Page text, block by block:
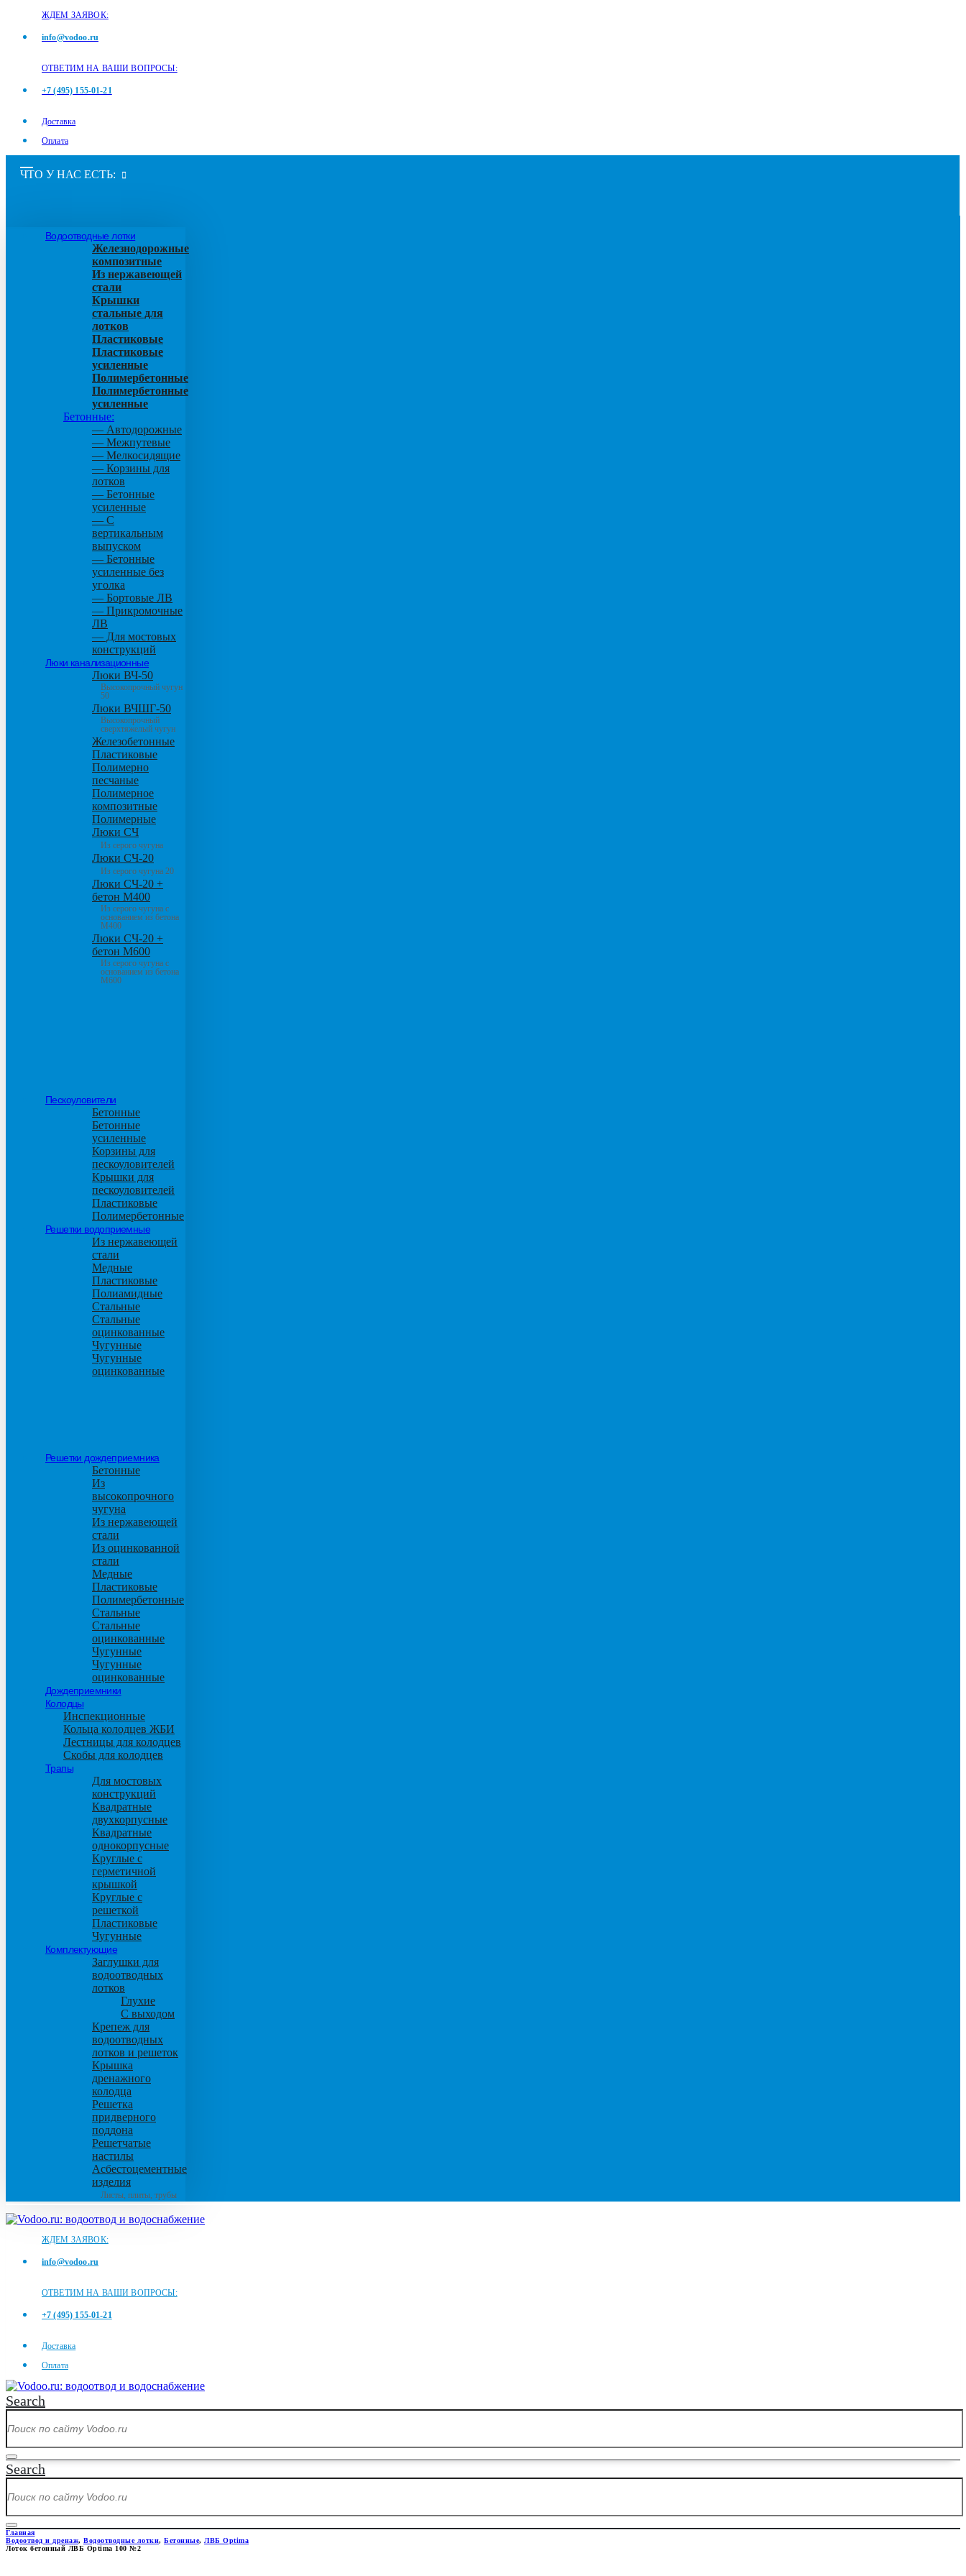
ЖДЕМ ЗАЯВОК:
info@vodoo.ru
ОТВЕТИМ НА ВАШИ ВОПРОСЫ:
+7 (495) 155-01-21
Доставка
Оплата
ЧТО У НАС ЕСТЬ:
Водоотводные лотки
Железнодорожные
композитные
Из нержавеющей
стали
Крышки
стальные для
лотков
Пластиковые
Пластиковые
усиленные
Полимербетонные
Полимербетонные
усиленные
Бетонные:
— Автодорожные
— Межпутевые
— Мелкосидящие
— Корзины для
лотков
— Бетонные
усиленные
— С
вертикальным
выпуском
— Бетонные
усиленные без
уголка
— Бортовые ЛВ
— Прикромочные
ЛВ
— Для мостовых
конструкций
Люки канализационные
Люки ВЧ-50
Высокопрочный чугун
50
Люки ВЧШГ-50
Высокопрочный
сверхтяжелый чугун
Железобетонные
Пластиковые
Полимерно
песчаные
Полимерное
композитные
Полимерные
Люки СЧ
Из серого чугуна
Люки СЧ-20
Из серого чугуна 20
Люки СЧ-20 +
бетон М400
Из серого чугуна с
основанием из бетона
М400
Люки СЧ-20 +
бетон М600
Из серого чугуна с
основанием из бетона
М600
Пескоуловители
Бетонные
Бетонные
усиленные
Корзины для
пескоуловителей
Крышки для
пескоуловителей
Пластиковые
Полимербетонные
Решетки водоприемные
Из нержавеющей
стали
Медные
Пластиковые
Полиамидные
Стальные
Стальные
оцинкованные
Чугунные
Чугунные
оцинкованные
Решетки дождеприемника
Бетонные
Из
высокопрочного
чугуна
Из нержавеющей
стали
Из оцинкованной
стали
Медные
Пластиковые
Полимербетонные
Стальные
Стальные
оцинкованные
Чугунные
Чугунные
оцинкованные
Дождеприемники
Колодцы
Инспекционные
Кольца колодцев ЖБИ
Лестницы для колодцев
Скобы для колодцев
Трапы
Для мостовых
конструкций
Квадратные
двухкорпусные
Квадратные
однокорпусные
Круглые с
герметичной
крышкой
Круглые с
решеткой
Пластиковые
Чугунные
Комплектующие
Заглушки для
водоотводных
лотков
Глухие
С выходом
Крепеж для
водоотводных
лотков и решеток
Крышка
дренажного
колодца
Решетка
придверного
поддона
Решетчатые
настилы
Асбестоцементные
изделия
Листы, плиты, трубы
ЖДЕМ ЗАЯВОК:
info@vodoo.ru
ОТВЕТИМ НА ВАШИ ВОПРОСЫ:
+7 (495) 155-01-21
Доставка
Оплата
Search
Search
Главная
Водоотвод и дренаж, Водоотводные лотки, Бетонные, ЛВБ Optima
Лоток бетонный ЛВБ Optima 100 №2